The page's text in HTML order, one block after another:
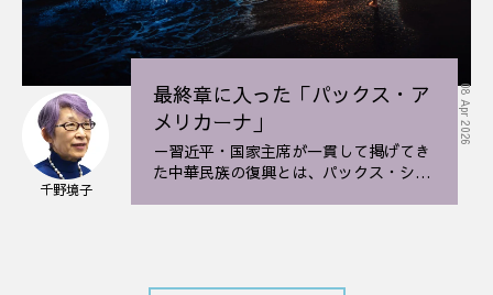
千野境子
最終章に入った「パックス・ア
メリカーナ」
－習近平・国家主席が一貫して掲げてき
た中華民族の復興とは、パックス・シニ
08 Apr 2026